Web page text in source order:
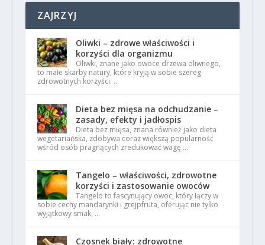
ZAJRZYJ
Oliwki – zdrowe właściwości i
korzyści dla organizmu
Oliwki, znane jako owoce drzewa oliwnego,
to małe skarby natury, które kryją w sobie szereg
zdrowotnych korzyści. …
Dieta bez mięsa na odchudzanie –
zasady, efekty i jadłospis
Dieta bez mięsa, znana również jako dieta
wegetariańska, zdobywa coraz większą popularność
wśród osób pragnących zredukować wagę …
Tangelo – właściwości, zdrowotne
korzyści i zastosowanie owoców
Tangelo to fascynujący owoc, który łączy w
sobie cechy mandarynki i grejpfruta, oferując nie tylko
wyjątkowy smak, …
Czosnek biały: zdrowotne